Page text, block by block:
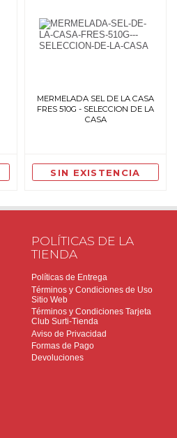
MERMELADA SEL DE LA CASA
FRES 510G - SELECCION DE LA
CASA
SIN EXISTENCIA
POLÍTICAS DE LA
TIENDA
Políticas de Entrega
Términos y Condiciones de Uso
Sitio Web
Términos y Condiciones Tarjeta
Club Surti-Tienda
Aviso de Privacidad
Formas de Pago
Devoluciones